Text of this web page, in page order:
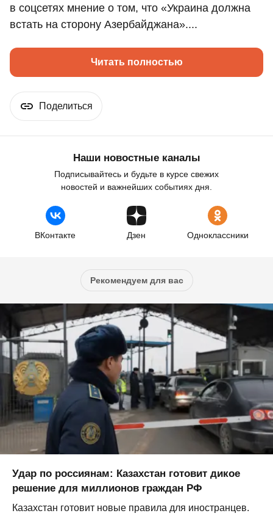
в соцсетях мнение о том, что «Украина должна
встать на сторону Азербайджана»....
Читать полностью
Поделиться
Наши новостные каналы
Подписывайтесь и будьте в курсе свежих
новостей и важнейших событиях дня.
ВКонтакте Дзен Одноклассники
Рекомендуем для вас
Удар по россиянам: Казахстан готовит дикое
решение для миллионов граждан РФ
Казахстан готовит новые правила для иностранцев.